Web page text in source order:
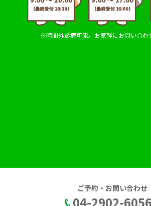
※時間外診療可能。お気軽にお問い合わ
ご予約・お問い合わせ
04-2902-6056